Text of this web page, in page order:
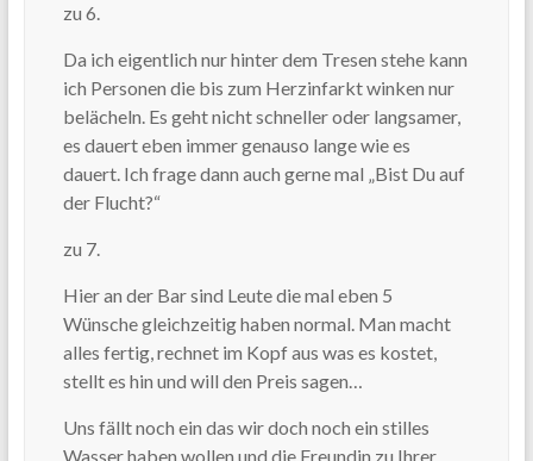
zu 6.
Da ich eigentlich nur hinter dem Tresen stehe kann
ich Personen die bis zum Herzinfarkt winken nur
belächeln. Es geht nicht schneller oder langsamer,
es dauert eben immer genauso lange wie es
dauert. Ich frage dann auch gerne mal „Bist Du auf
der Flucht?“
zu 7.
Hier an der Bar sind Leute die mal eben 5
Wünsche gleichzeitig haben normal. Man macht
alles fertig, rechnet im Kopf aus was es kostet,
stellt es hin und will den Preis sagen…
Uns fällt noch ein das wir doch noch ein stilles
Wasser haben wollen und die Freundin zu Ihrer